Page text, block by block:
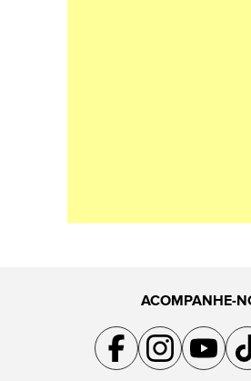
ACOMPANHE-
Acompanhe a gente no
Acompanhe a gente
Acompanhe